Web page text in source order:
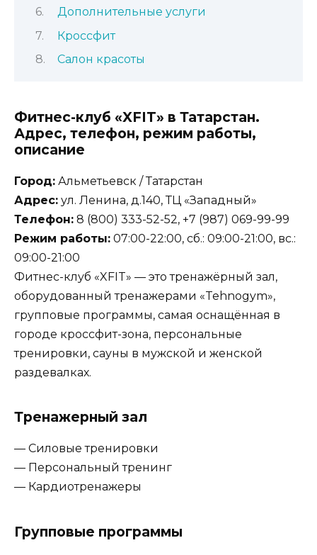
Дополнительные услуги
Кроссфит
Салон красоты
Фитнес-клуб «XFIT» в Татарстан.
Адрес, телефон, режим работы,
описание
Город: Альметьевск / Татарстан
Адрес: ул. Ленина, д.140, ТЦ «Западный»
Телефон: 8 (800) 333-52-52, +7 (987) 069-99-99
Режим работы: 07:00-22:00, сб.: 09:00-21:00, вс.:
09:00-21:00
Фитнес-клуб «XFIT» — это тренажёрный зал,
оборудованный тренажерами «Tehnogym»,
групповые программы, самая оснащённая в
городе кроссфит-зона, персональные
тренировки, сауны в мужской и женской
раздевалках.
Тренажерный зал
— Силовые тренировки
— Персональный тренинг
— Кардиотренажеры
Групповые программы